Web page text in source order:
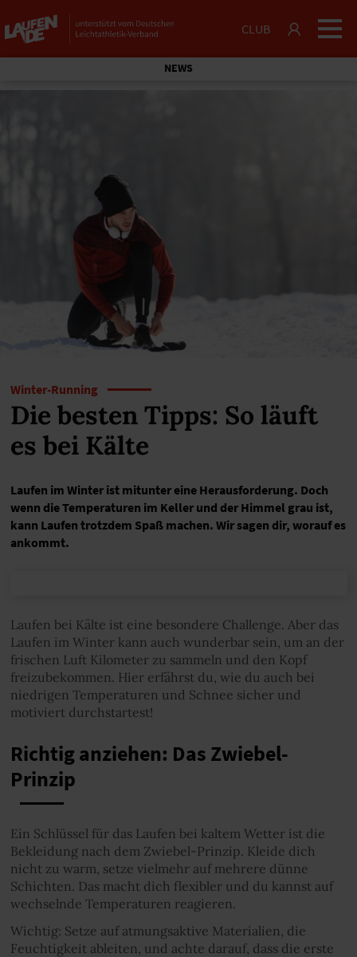
CLUB
NEWS
Winter-Running
Die besten Tipps: So läuft
es bei Kälte
Laufen im Winter ist mitunter eine Herausforderung. Doch
wenn die Temperaturen im Keller und der Himmel grau ist,
kann Laufen trotzdem Spaß machen. Wir sagen dir, worauf es
ankommt.
Laufen bei Kälte ist eine besondere Challenge. Aber das
Laufen im Winter kann auch wunderbar sein, um an der
frischen Luft Kilometer zu sammeln und den Kopf
freizubekommen. Hier erfährst du, wie du auch bei
niedrigen Temperaturen und Schnee sicher und
motiviert durchstartest!
Richtig anziehen: Das Zwiebel-
Prinzip
Ein Schlüssel für das Laufen bei kaltem Wetter ist die
Bekleidung nach dem Zwiebel-Prinzip. Kleide dich
nicht zu warm, setze vielmehr auf mehrere dünne
Schichten. Das macht dich flexibler und du kannst auf
wechselnde Temperaturen reagieren.
Wichtig: Setze auf atmungsaktive Materialien, die
Feuchtigkeit ableiten, und achte darauf, dass die erste